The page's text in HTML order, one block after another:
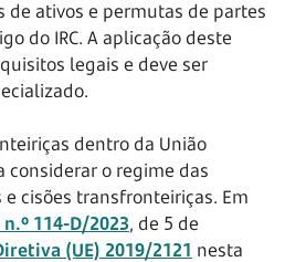
de ativos e permutas de partes
do IRC. A aplicação deste
legais e deve ser
dentro da União
considerar o regime das
cisões transfronteiriças. Em
114-D/2023, de 5 de
(UE) 2019/2121 nesta